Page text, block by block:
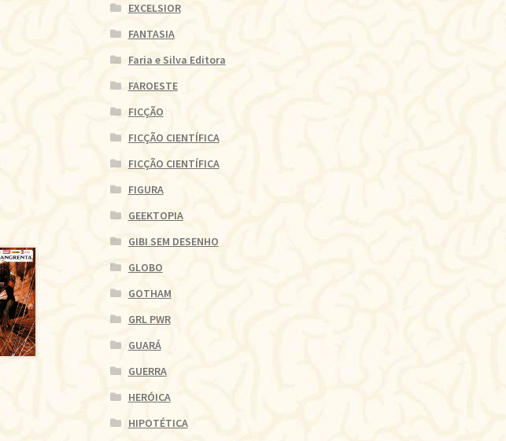
EXCELSIOR
FANTASIA
Faria e Silva Editora
FAROESTE
FICÇÃO
FICÇÃO CIENTÍFICA
FICÇÃO CIENTÍFICA
FIGURA
GEEKTOPIA
GIBI SEM DESENHO
GLOBO
GOTHAM
GRL PWR
GUARÁ
GUERRA
HERÓICA
HIPOTÉTICA